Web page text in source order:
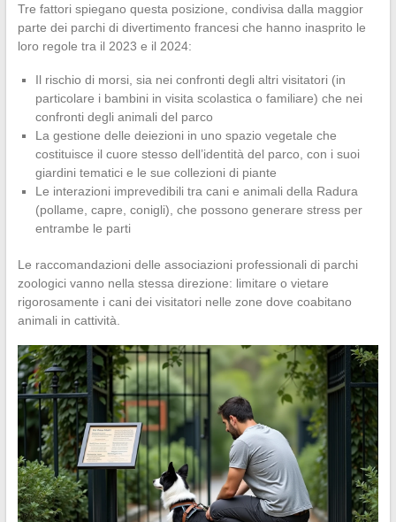
Tre fattori spiegano questa posizione, condivisa dalla maggior
parte dei parchi di divertimento francesi che hanno inasprito le
loro regole tra il 2023 e il 2024:
Il rischio di morsi, sia nei confronti degli altri visitatori (in
particolare i bambini in visita scolastica o familiare) che nei
confronti degli animali del parco
La gestione delle deiezioni in uno spazio vegetale che
costituisce il cuore stesso dell’identità del parco, con i suoi
giardini tematici e le sue collezioni di piante
Le interazioni imprevedibili tra cani e animali della Radura
(pollame, capre, conigli), che possono generare stress per
entrambe le parti
Le raccomandazioni delle associazioni professionali di parchi
zoologici vanno nella stessa direzione: limitare o vietare
rigorosamente i cani dei visitatori nelle zone dove coabitano
animali in cattività.